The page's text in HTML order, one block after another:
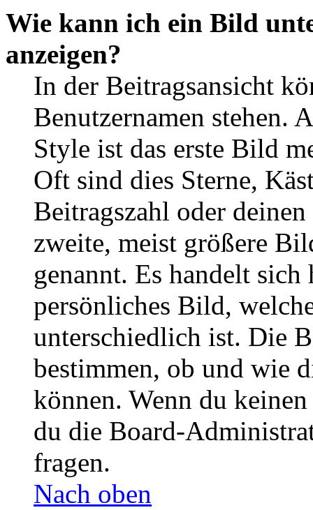
Wie kann ich ein Bild
anzeigen?
In der Beitragsansicht
Benutzernamen stehen.
Style ist das erste Bild
Oft sind dies Sterne,
Beitragszahl oder
zweite, meist größere
genannt. Es handelt
persönliches Bild,
unterschiedlich ist. Die
bestimmen, ob und wie
können. Wenn du
du die Board-
fragen.
Nach oben